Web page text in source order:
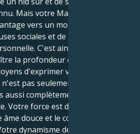
Mais votre Mars en Verseau
vers un monde d'efforts
sociales et de poursuite sans
C'est ainsi que vous
la profondeur des émotions
d'exprimer votre énergie
pas seulement non
complètement détachée,
Votre force est de pouvoir aimer
douce et le courage d'un
dynamisme de Verseau donne